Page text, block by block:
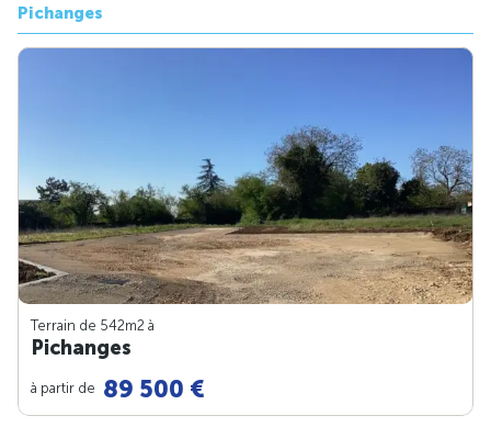
Pichanges
Terrain de 542m2 à
Pichanges
à partir de 89 500 €